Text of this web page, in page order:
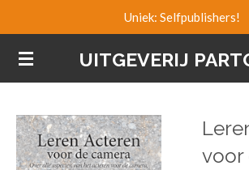
naar
de
UITGEVERIJ
Uniek: Selfpublishers!
voor